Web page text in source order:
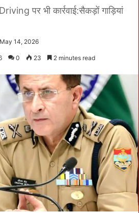
पर भी कार्रवाई:सैकड़ों गाड़ियां
May 14, 2026
0 23 2 minutes read